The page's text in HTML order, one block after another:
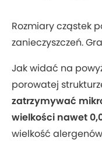
Rozmiary cząstek
zanieczyszczeń.
Jak widać na
porowatej
zatrzymywać
wielkości nawet
wielkość alergenów